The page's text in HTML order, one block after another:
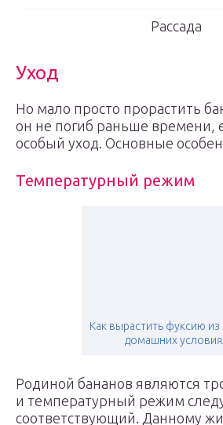
Рассада
Уход
Но мало просто прорастить
он не погиб раньше времени,
особый уход. Основные
Температурный режим
Как вырастить фуксию из
домашних
Родиной бананов являются
и температурный режим
соответствующий. Данному